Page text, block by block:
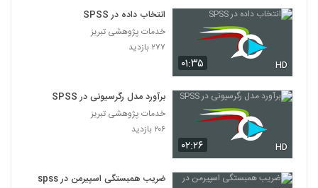
۰۱:۳۵ HD
انتخاب داده در SPSS
خدمات پژوهشی تبریز
۲۷۷ بازدید
۰۲:۲۶ HD
برآورد مدل رگرسیونی در SPSS
خدمات پژوهشی تبریز
۲۰۶ بازدید
ضریب همبستگی اسپیرمن در spss